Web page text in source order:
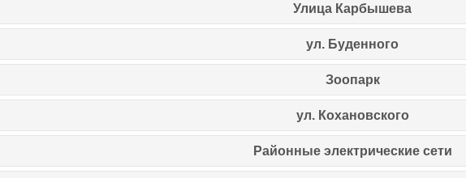
Улица Карбышева
ул. Буденного
Зоопарк
ул. Кохановского
Районные электрические сети